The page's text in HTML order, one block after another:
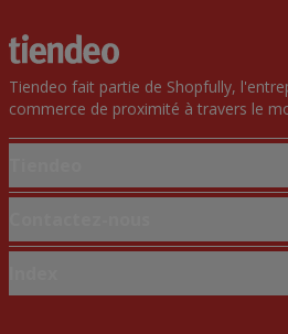
Tiendeo fait partie de Shopfully,
commerce de proximité à travers le
Solutions professionnelles
Magasin mal situé sur la carte